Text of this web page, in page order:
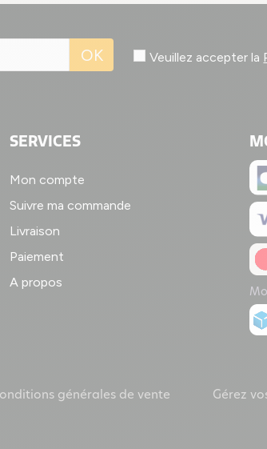
OK Veuillez accepter la
SERVICES
Mon compte
Suivre ma commande
Livraison
Paiement
A propos
générales de vente Gérez